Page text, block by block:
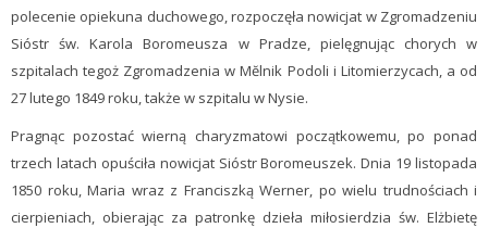
polecenie opiekuna duchowego, rozpoczęła nowicjat w Zgromadzeniu
Sióstr św. Karola Boromeusza w Pradze, pielęgnując chorych w
szpitalach tegoż Zgromadzenia w Mĕlnik Podoli i Litomierzycach, a od
27 lutego 1849 roku, także w szpitalu w Nysie.
Pragnąc pozostać wierną charyzmatowi początkowemu, po ponad
trzech latach opuściła nowicjat Sióstr Boromeuszek. Dnia 19 listopada
1850 roku, Maria wraz z Franciszką Werner, po wielu trudnościach i
cierpieniach, obierając za patronkę dzieła miłosierdzia św. Elżbietę